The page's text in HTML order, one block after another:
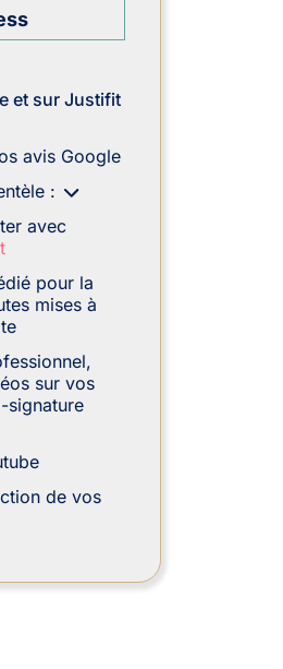
et sur Justifit
avis Google
:
avec
pour la
mises à
sur vos
signature
de vos